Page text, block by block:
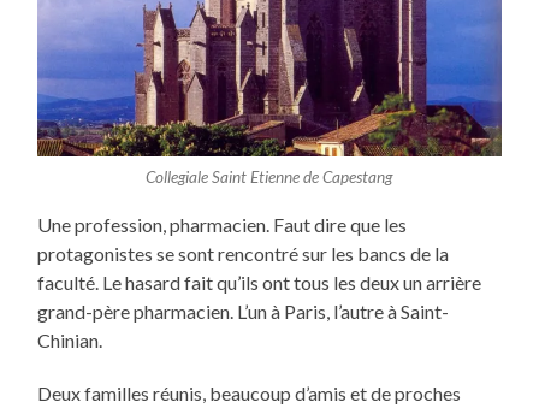
Collegiale Saint Etienne de Capestang
Une profession, pharmacien. Faut dire que les
protagonistes se sont rencontré sur les bancs de la
faculté. Le hasard fait qu’ils ont tous les deux un arrière
grand-père pharmacien. L’un à Paris, l’autre à Saint-
Chinian.
Deux familles réunis, beaucoup d’amis et de proches